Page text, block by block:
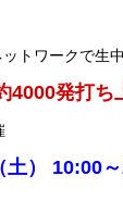
トワークで生
発打ち
土） 10:00